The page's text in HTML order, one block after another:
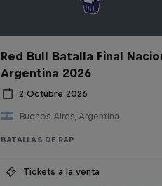
Red Bull Batalla Final
Argentina 2026
2 Octubre 2026
Buenos Aires, Argentina
BATALLAS DE RAP
Tickets a la venta